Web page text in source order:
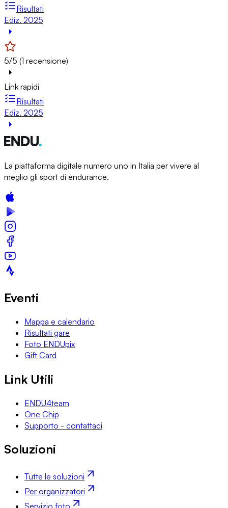
Risultati
Ediz. 2025
5/5 (1 recensione)
Link rapidi
Risultati
Ediz. 2025
La piattaforma digitale numero uno in Italia per vivere al
meglio gli sport di endurance.
Eventi
Mappa e calendario
Risultati gare
Foto ENDUpix
Gift Card
Link Utili
ENDU4team
One Chip
Supporto - contattaci
Soluzioni
Tutte le soluzioni
Per organizzatori